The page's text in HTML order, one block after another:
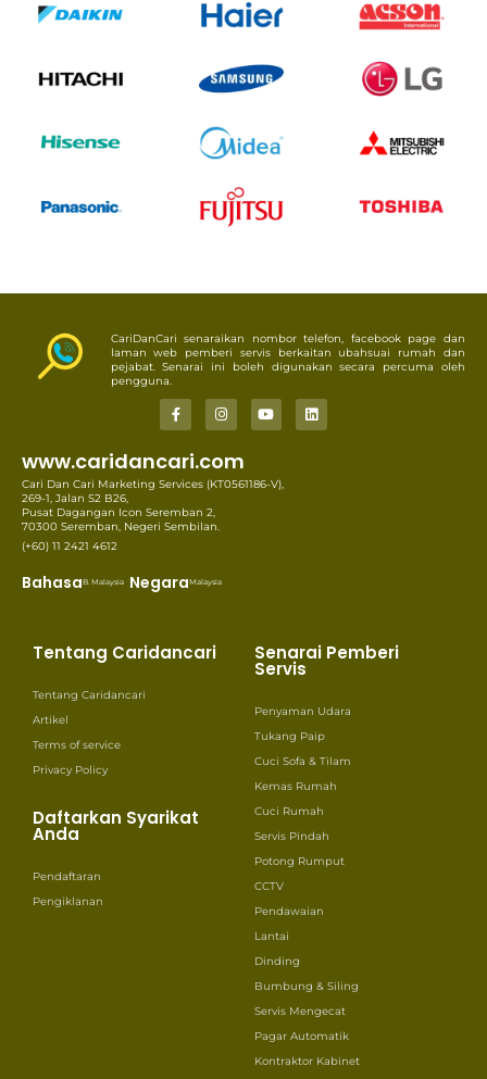
CariDanCari senaraikan nombor telefon, facebook page dan
laman web pemberi servis berkaitan ubahsuai rumah dan
pejabat. Senarai ini boleh digunakan secara percuma oleh
pengguna.
www.caridancari.com
Cari Dan Cari Marketing Services (KT0561186-V),
269-1, Jalan S2 B26,
Pusat Dagangan Icon Seremban 2,
70300 Seremban, Negeri Sembilan.
(+60) 11 2421 4612
BahasaB. Malaysia NegaraMalaysia
Tentang Caridancari
Tentang Caridancari
Artikel
Terms of service
Privacy Policy
Daftarkan Syarikat
Anda
Pendaftaran
Pengiklanan
Senarai Pemberi
Servis
Penyaman Udara
Tukang Paip
Cuci Sofa & Tilam
Kemas Rumah
Cuci Rumah
Servis Pindah
Potong Rumput
CCTV
Pendawaian
Lantai
Dinding
Bumbung & Siling
Servis Mengecat
Pagar Automatik
Kontraktor Kabinet